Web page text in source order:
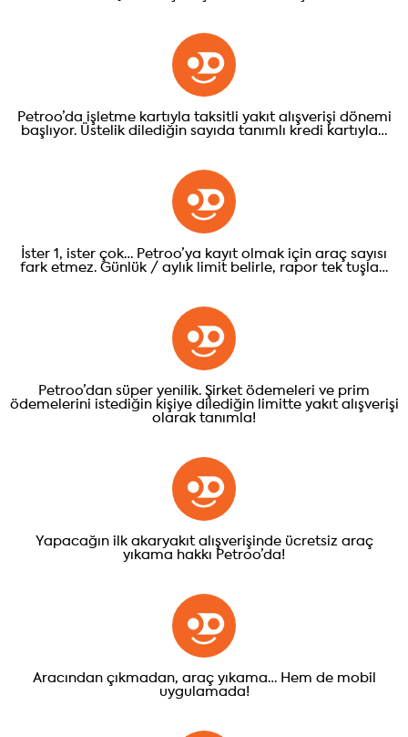
Petroo’da işletme kartıyla taksitli yakıt alışverişi dönemi
başlıyor. Üstelik dilediğin sayıda tanımlı kredi kartıyla…
İster 1, ister çok… Petroo’ya kayıt olmak için araç sayısı
fark etmez. Günlük / aylık limit belirle, rapor tek tuşla…
Petroo’dan süper yenilik. Şirket ödemeleri ve prim
ödemelerini istediğin kişiye dilediğin limitte yakıt alışverişi
olarak tanımla!
Yapacağın ilk akaryakıt alışverişinde ücretsiz araç
yıkama hakkı Petroo’da!
Aracından çıkmadan, araç yıkama… Hem de mobil
uygulamada!